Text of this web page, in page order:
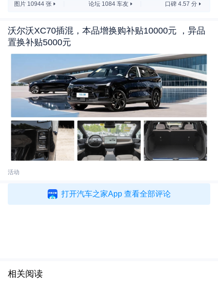
全新一代凯迪拉克CT6基于VSS-R平台进行打造，此
前该车的伪装测试车多次曝光过。从此次曝光的谍照
中，我们可以看到新车保留了家族风格的盾牌中网，
并采用了新样式的分体灯组，与凯迪拉克XT6的风格
倒是较为接近。不同的是，它上方的灯组十分狭长，
整体看上去犹如拍扁了的凯迪拉克XT6。
图片 10944 张 论坛 1084 车友 口碑 4.57 分
沃尔沃XC70插混，本品增换购补贴10000元 ，异品
置换补贴5000元
活动
打开汽车之家App 查看全部评论
相关阅读